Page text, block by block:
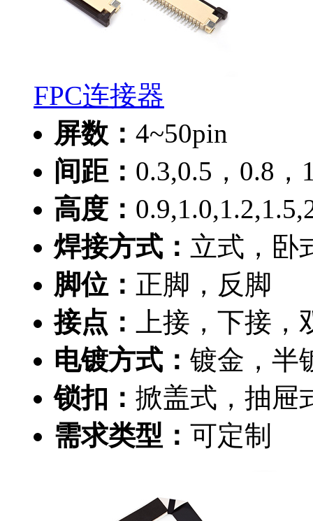
FPC连接器
屏数： 4~50pin
间距： 0.3,0.5，0.8，
高度：
焊接方式： 立式，卧
脚位： 正脚，反脚
接点：
上接，下接，
电镀方式： 镀金，半
锁扣： 掀盖式，抽屉
需求类型： 可定制